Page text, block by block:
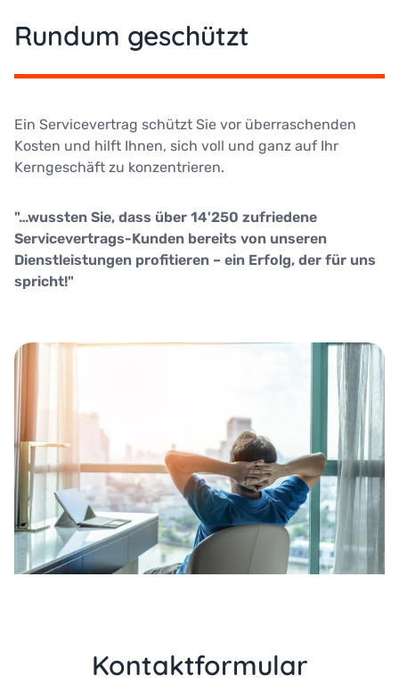
Rundum geschützt
Ein Servicevertrag schützt Sie vor überraschenden
Kosten und hilft Ihnen, sich voll und ganz auf Ihr
Kerngeschäft zu konzentrieren.
"…wussten Sie, dass über 14'250 zufriedene
Servicevertrags-Kunden bereits von unseren
Dienstleistungen profitieren – ein Erfolg, der für uns
spricht!"
Kontaktformular